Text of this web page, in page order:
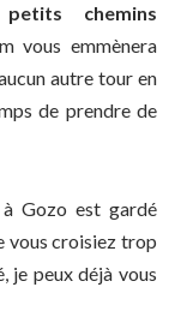
petits chemins
vous emmènera
autre tour en
de prendre de
Gozo est gardé
vous croisiez trop
je peux déjà vous